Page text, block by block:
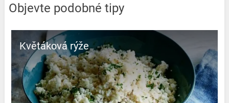
Objevte podobné tipy
Květáková rýže